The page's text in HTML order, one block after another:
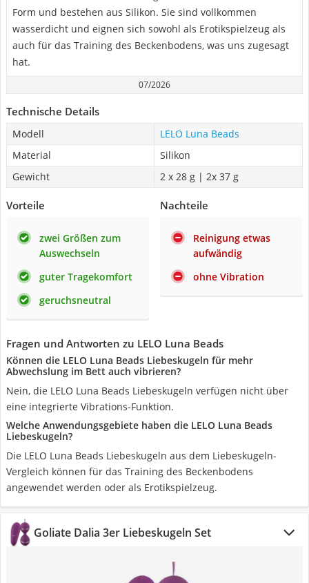
Form und bestehen aus Silikon. Sie sind vollkommen
wasserdicht und eignen sich sowohl als Erotikspielzeug als
auch für das Training des Beckenbodens, was uns zugesagt
hat.
07/2026
Technische Details
Modell
LELO Luna Beads
Material
Silikon
Gewicht
2 x 28 g | 2x 37 g
Vorteile
zwei Größen zum
Auswechseln
guter Tragekomfort
geruchsneutral
Nachteile
Reinigung etwas
aufwändig
ohne Vibration
Fragen und Antworten zu LELO Luna Beads
Können die LELO Luna Beads Liebeskugeln für mehr
Abwechslung im Bett auch vibrieren?
Nein, die LELO Luna Beads Liebeskugeln verfügen nicht über
eine integrierte Vibrations-Funktion.
Welche Anwendungsgebiete haben die LELO Luna Beads
Liebeskugeln?
Die LELO Luna Beads Liebeskugeln aus dem Liebeskugeln-
Vergleich können für das Training des Beckenbodens
angewendet werden oder als Erotikspielzeug.
Goliate Dalia 3er Liebeskugeln Set